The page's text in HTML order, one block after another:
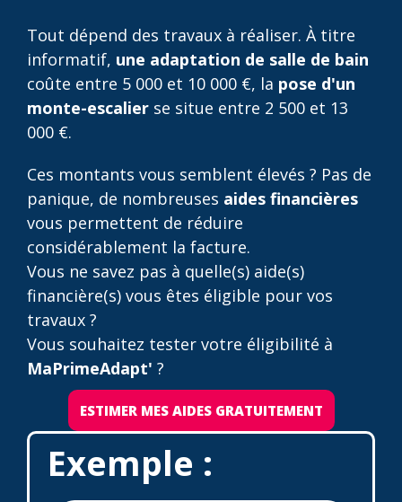
Tout dépend des travaux à réaliser. À titre
informatif, une adaptation de salle de bain
coûte entre 5 000 et 10 000 €, la pose d'un
monte-escalier se situe entre 2 500 et 13
000 €.
Ces montants vous semblent élevés ? Pas de
panique, de nombreuses aides financières
vous permettent de réduire
considérablement la facture.
Vous ne savez pas à quelle(s) aide(s)
financière(s) vous êtes éligible pour vos
travaux ?
Vous souhaitez tester votre éligibilité à
MaPrimeAdapt' ?
ESTIMER MES AIDES GRATUITEMENT
Exemple :